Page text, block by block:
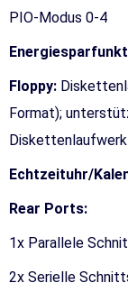
PIO-Modus 0-4
Floppy:
Format);
Diskettenlaufwerk
Echtzeituhr/
Rear Ports:
1x Parallele
2x Serielle